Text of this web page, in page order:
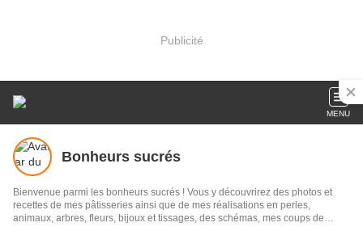
Publicité
MENU
Bonheurs sucrés
Bienvenue parmi les bonheurs sucrés ! Vous y découvrirez des photos et
recettes de mes pâtisseries ainsi que de mes réalisations en perles,
animaux, arbres, fleurs, bijoux et tissages, des schémas, mes coups de